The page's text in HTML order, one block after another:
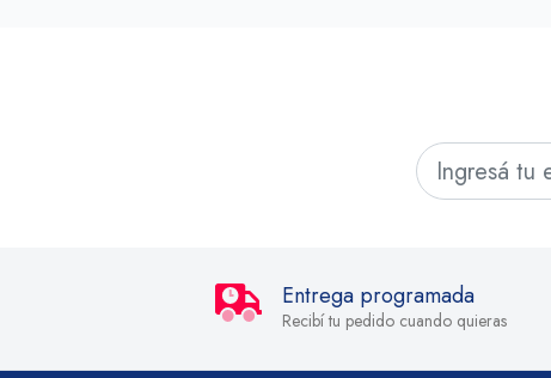
Entrega programada
Recibí tu pedido cuando quieras